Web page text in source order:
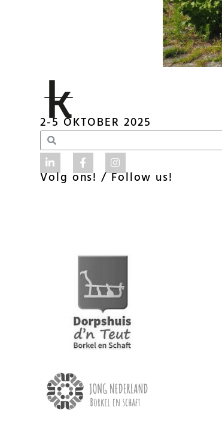
2-5 OKTOBER 2025
Volg ons! / Follow us!